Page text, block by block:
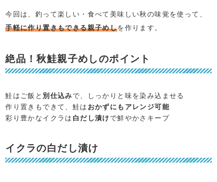
今回は、釣って楽しい・食べて美味しい秋の味覚を使って、
手軽に作り置きもできる親子めしを作ります。
絶品！秋鮭親子めしのポイント
鮭はご飯と 別仕込みで、しっかりと味を染み込ませる
作り置きもできて、鮭は おかずにもアレンジ可能
彩り豊かなイクラは 白だし漬けで鮮やかさキープ
イクラの白だし漬け